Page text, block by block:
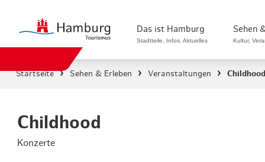
Das ist Hamburg
Stadtteile, Infos, Aktuelles
Sehen
Kultur,
Startseite Sehen & Erleben Veranstaltungen Childhood
Childhood
Konzerte